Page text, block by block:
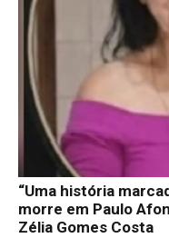
“Uma história
morre em Paulo
Zélia Gomes Costa